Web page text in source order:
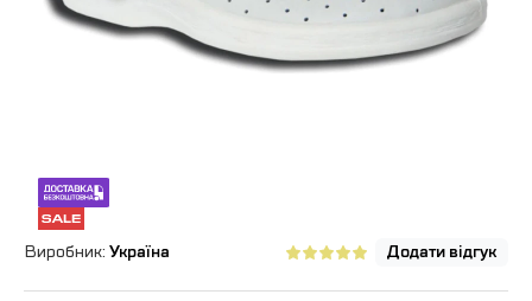
Додати відгук
Виробник: Україна